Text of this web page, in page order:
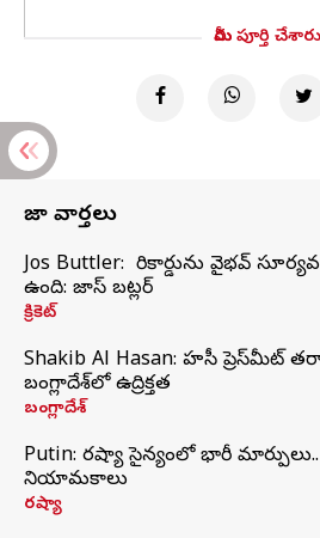
మీరు పూర్తి చేశారు
తాజా వార్తలు
Jos Buttler: నా రికార్డును వైభవ్
ఉంది: జాస్ బట్లర్
క్రికెట్
Shakib Al Hasan: హసీనా ప్రెస్‌మీట్‌
బంగ్లాదేశ్‌లో ఉద్రిక్తత
బంగ్లాదేశ్
Putin: రష్యా సైన్యంలో భారీ మార్పులు..
నియామకాలు
రష్యా